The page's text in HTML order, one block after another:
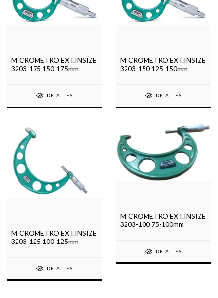
MICROMETRO EXT.INSIZE
3203-175 150-175mm
DETALLES
MICROMETRO EXT.INSIZE
3203-150 125-150mm
DETALLES
MICROMETRO EXT.INSIZE
3203-125 100-125mm
DETALLES
MICROMETRO EXT.INSIZE
3203-100 75-100mm
DETALLES